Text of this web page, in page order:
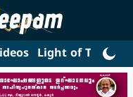
Light of Truth